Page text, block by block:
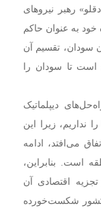
رهبر نیروهای
خود به عنوان حاکم
سودان، تقسیم آن
تا سودان را
دیپلماتیک
نداریم، زیرا این
می‌افتد، ادامه
است. بنابراین،
اقتصادی آن
کشور شکست‌خورده